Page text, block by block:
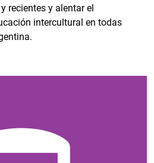
recientes y alentar el
intercultural en todas